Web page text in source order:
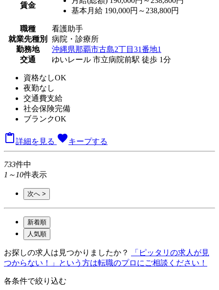
賃金
基本月給 190,000円～238,800円
職種
看護助手
就業先種別
病院・診療所
勤務地
沖縄県那覇市古島2丁目31番地1
交通
ゆいレール 市立病院前駅 徒歩 1分
資格なしOK
夜勤なし
交通費支給
社会保険完備
ブランクOK
詳細を見る favoriteキープする
733件中
1～10件表示
次へ >
新着順
人気順
お探しの求人は見つかりましたか？
「ピッタリの求人が見
つからない！」という方は転職のプロにご相談ください！
各条件で絞り込む